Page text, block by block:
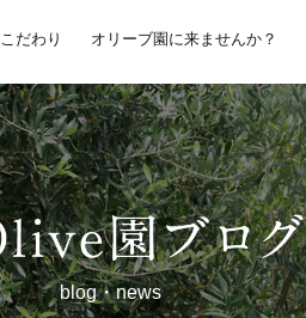
こだわり オリーブ園に来ませんか？
blog・news